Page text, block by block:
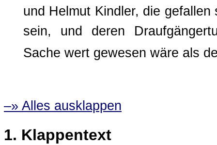
und Helmut Kindler, die
sein, und deren
Sache wert gewesen wäre als
–» Alles ausklappen
Klappentext